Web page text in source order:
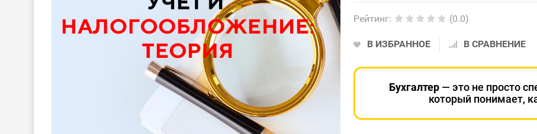
Рейтинг: (0.0)
В ИЗБРАННОЕ В СРАВНЕНИЕ
Бухгалтер— это не просто
который понимает,